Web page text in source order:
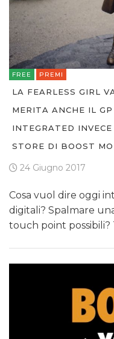
FREE PREMI
LA FEARLESS GIRL
MERITA ANCHE IL
INTEGRATED
STORE DI BOOST
24 Giugno 2017
Cosa vuol dire oggi
digitali? Spalmare
touch point possibili?